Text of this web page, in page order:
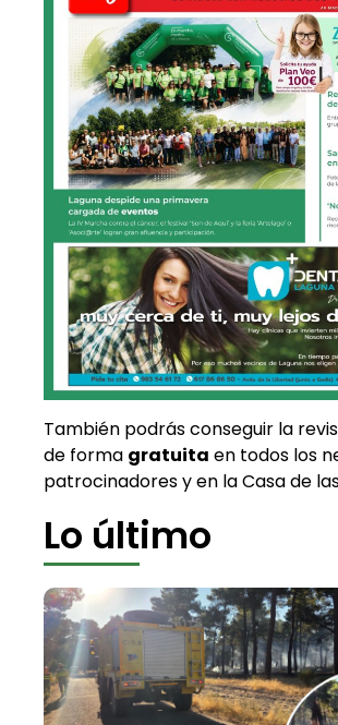
También podrás conseguir la
de forma gratuita en todos los
patrocinadores y en la Casa de
Lo último